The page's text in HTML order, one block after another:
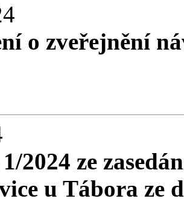
o zveřejnění
2024 ze
u Tábora ze